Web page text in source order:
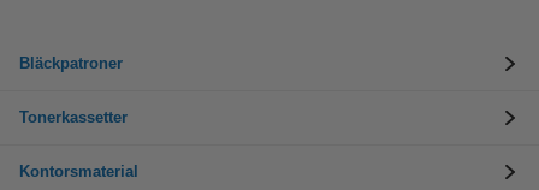
Bläckpatroner
Tonerkassetter
Kontorsmaterial